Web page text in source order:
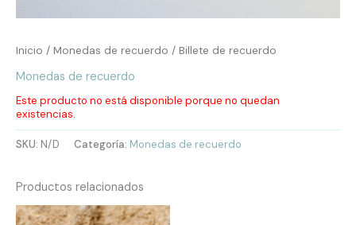
Inicio / Monedas de recuerdo / Billete de recuerdo
Monedas de recuerdo
Este producto no está disponible porque no quedan
existencias.
SKU: N/D Categoría: Monedas de recuerdo
Productos relacionados